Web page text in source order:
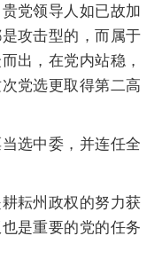
党领导人如已故加
攻击型的，而属于
出，在党内站稳，
党选更取得第二高
选中委，并连任全
耘州政权的努力获
是重要的党的任务